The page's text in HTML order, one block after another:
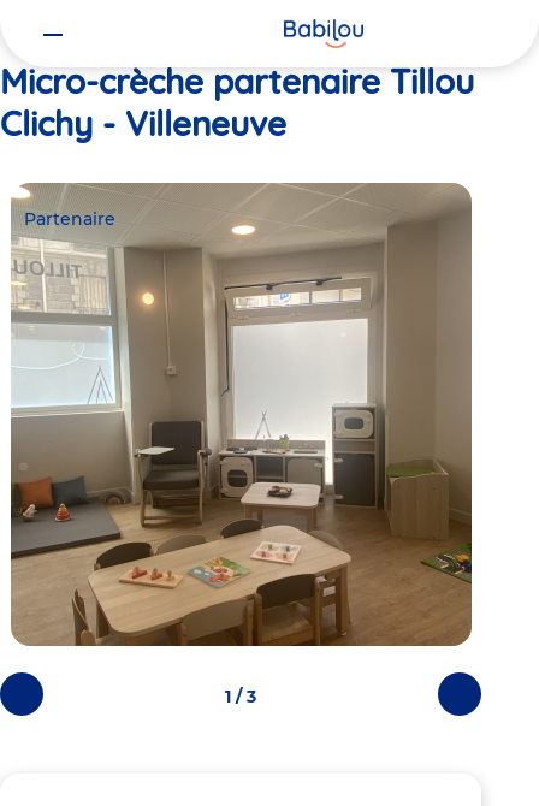
Micro-crèche partenaire Tillou
Clichy - Villeneuve
Photos
précédentes
Photos
suivantes
Partenaire
1 / 3